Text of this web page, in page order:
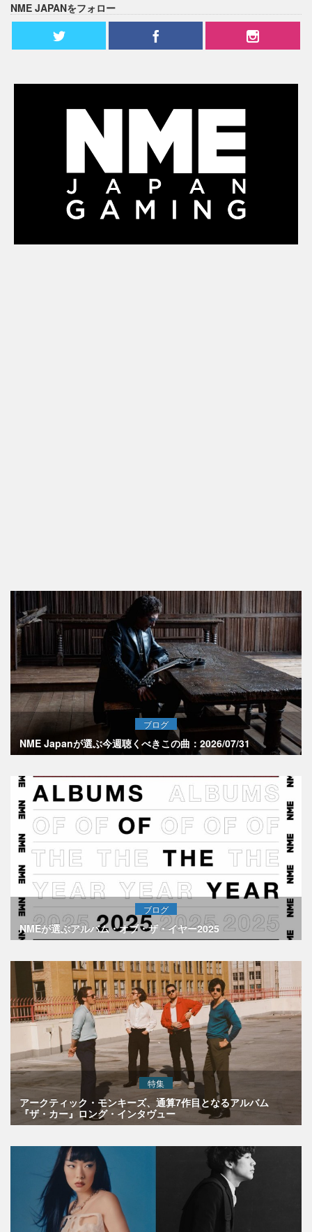
NME JAPANをフォロー
ブログ
NME Japanが選ぶ今週聴くべきこの曲：2026/07/31
ブログ
NMEが選ぶアルバム・オブ・ザ・イヤー2025
特集
アークティック・モンキーズ、通算7作目となるアルバム
『ザ・カー』ロング・インタヴュー